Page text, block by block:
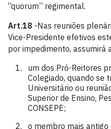
“quorum” regimental.
Art.18 -Nas reuniões
Vice-Presidente efetivos
por impedimento, assumirá
um dos Pró-Reitores
Colegiado, quando se
Universitário ou
Superior de Ensino,
CONSEPE;
o membro mais